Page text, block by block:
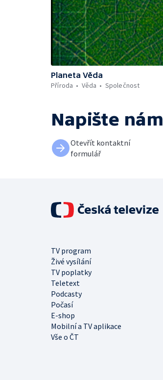
Planeta Věda
Příroda
Věda Společnost
Napište nám
Otevřít kontaktní
formulář
TV program
Živé vysílání
TV poplatky
Teletext
Podcasty
Počasí
E-shop
Mobilní a TV aplikace
Vše o ČT